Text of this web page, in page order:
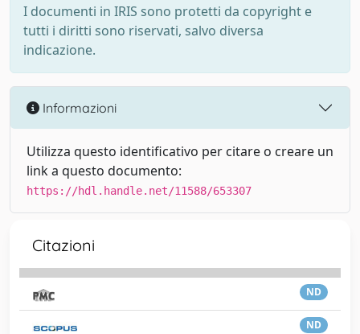
I documenti in IRIS sono protetti da copyright e
tutti i diritti sono riservati, salvo diversa
indicazione.
Informazioni
Utilizza questo identificativo per citare o creare un
link a questo documento:
https://hdl.handle.net/11588/653307
Citazioni
ND
ND